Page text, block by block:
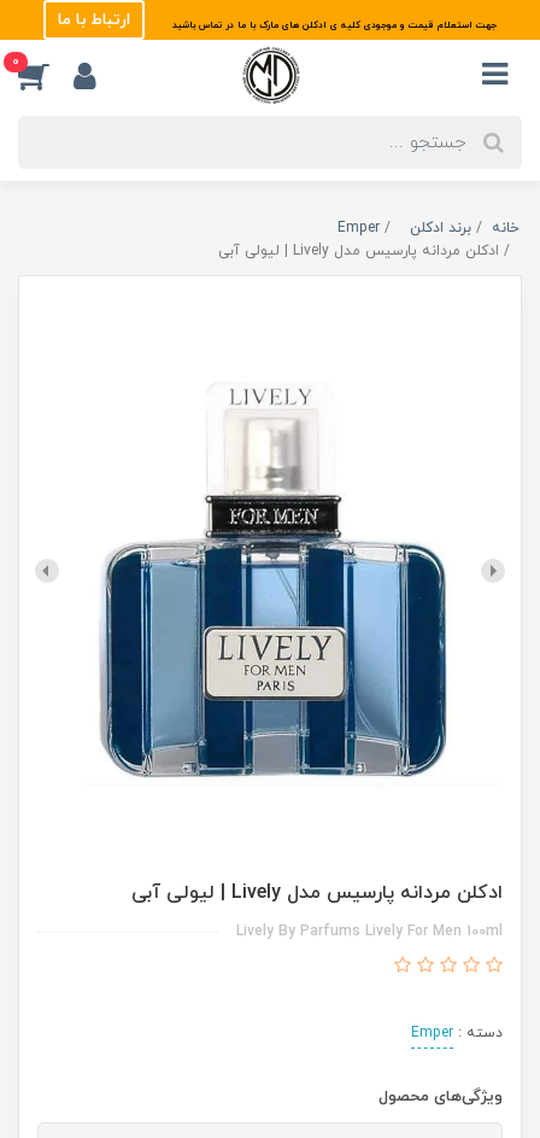
جهت استعلام قیمت و موجودی کلیه ی ادکلن های مارک با ما در تماس باشید ارتباط با ما
0
خانه برند ادکلن
Emper
ادکلن مردانه پارسیس مدل Lively | لیولی آبی
ادکلن مردانه پارسیس مدل Lively | لیولی آبی
Lively By Parfums Lively For Men 100ml
دسته : Emper
ویژگی‌های محصول